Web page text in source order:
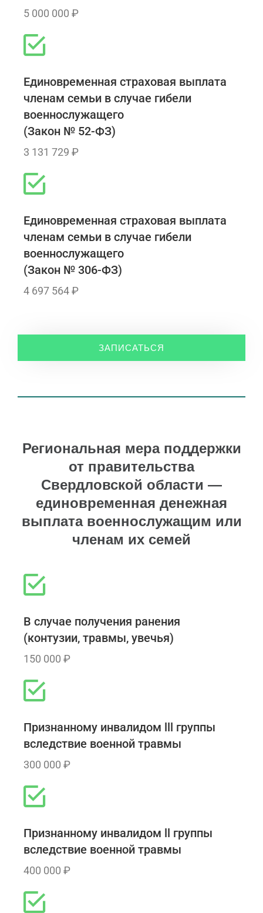
5 000 000 ₽
Единовременная страховая выплата
членам семьи в случае гибели
военнослужащего
(Закон № 52-ФЗ)
3 131 729 ₽
Единовременная страховая выплата
членам семьи в случае гибели
военнослужащего
(Закон № 306-ФЗ)
4 697 564 ₽
ЗАПИСАТЬСЯ
Региональная мера поддержки
от правительства
Свердловской области —
единовременная денежная
выплата военнослужащим или
членам их семей
В случае получения ранения
(контузии, травмы, увечья)
150 000 ₽
Признанному инвалидом lll группы
вследствие военной травмы
300 000 ₽
Признанному инвалидом ll группы
вследствие военной травмы
400 000 ₽